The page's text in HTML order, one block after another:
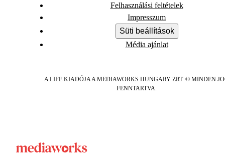
Felhasználási feltételek
Impresszum
Süti beállítások
Média ajánlat
A LIFE KIADÓJA A MEDIAWORKS HUNGARY ZRT. © MINDEN
FENNTARTVA.